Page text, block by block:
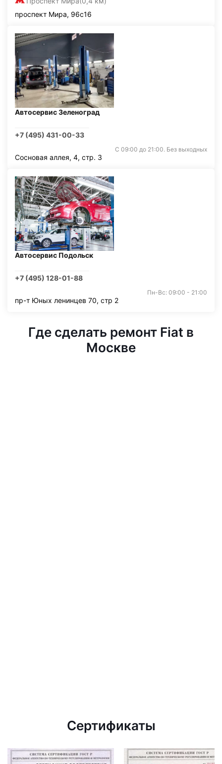
проспект Мира, 96с16
Автосервис Зеленоград
+7 (495) 431-00-33
С 09:00 до 21:00. Без выходных
Сосновая аллея, 4, стр. 3
Автосервис Подольск
+7 (495) 128-01-88
Пн-Вс: 09:00 - 21:00
пр-т Юных ленинцев 70, стр 2
Где сделать ремонт Fiat в
Москве
Сертификаты